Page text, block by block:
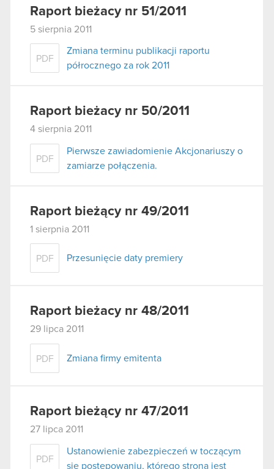
Raport bieżacy nr 51/2011
5 sierpnia 2011
PDF
Zmiana terminu publikacji raportu
półrocznego za rok 2011
Raport bieżacy nr 50/2011
4 sierpnia 2011
PDF
Pierwsze zawiadomienie Akcjonariuszy o
zamiarze połączenia.
Raport bieżący nr 49/2011
1 sierpnia 2011
PDF Przesunięcie daty premiery
Raport bieżacy nr 48/2011
29 lipca 2011
PDF Zmiana firmy emitenta
Raport bieżący nr 47/2011
27 lipca 2011
PDF
Ustanowienie zabezpieczeń w toczącym
się postępowaniu, którego strona jest